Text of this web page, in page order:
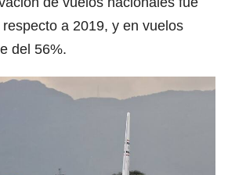
a 2019, y en vuelos
del 56%.